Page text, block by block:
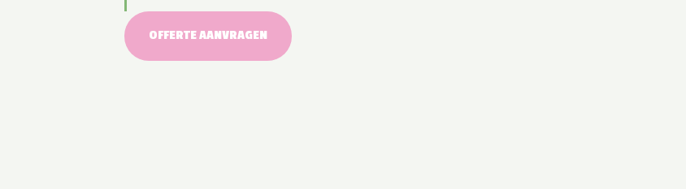
OFFERTE AANVRAGEN